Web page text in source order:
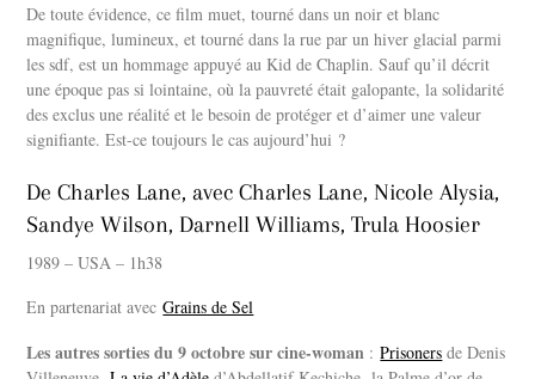
De toute évidence, ce film muet, tourné dans un noir et blanc
magnifique, lumineux, et tourné dans la rue par un hiver glacial parmi
les sdf, est un hommage appuyé au Kid de Chaplin. Sauf qu’il décrit
une époque pas si lointaine, où la pauvreté était galopante, la solidarité
des exclus une réalité et le besoin de protéger et d’aimer une valeur
signifiante. Est-ce toujours le cas aujourd’hui ?
De Charles Lane, avec Charles Lane, Nicole Alysia,
Sandye Wilson, Darnell Williams, Trula Hoosier
1989 – USA – 1h38
En partenariat avecGrains de Sel
Les autres sorties du 9 octobre sur cine-woman :Prisoners de Denis